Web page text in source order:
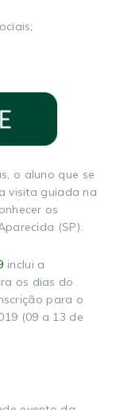
o aluno que se
visita guiada na
os
(SP).
inclui a
os dias do
para o
(09 a 13 de